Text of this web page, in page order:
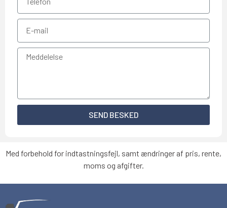
SEND BESKED
Med forbehold for indtastningsfejl, samt ændringer af pris, rente,
moms og afgifter.